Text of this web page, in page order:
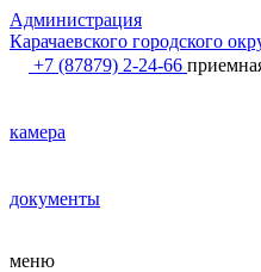
Администрация
Карачаевского городского
+7 (87879) 2-24-66
камера
документы
меню